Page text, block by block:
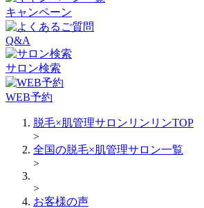
キャンペーン
Q&A
サロン検索
WEB予約
脱毛×肌管理サロンリンリンTOP
>
全国の脱毛×肌管理サロン一覧
>
>
お客様の声